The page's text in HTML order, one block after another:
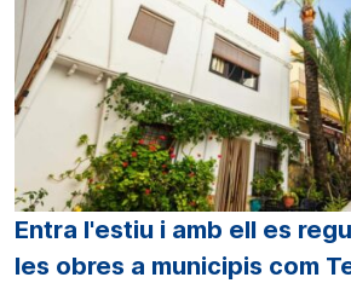
Entra l'estiu i amb ell es
les obres a municipis com